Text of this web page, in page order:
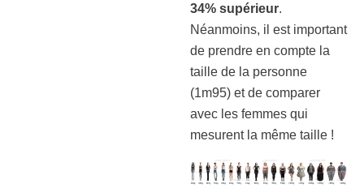
34% supérieur.
Néanmoins, il est important
de prendre en compte la
taille de la personne
(1m95) et de comparer
avec les femmes qui
mesurent la même taille !